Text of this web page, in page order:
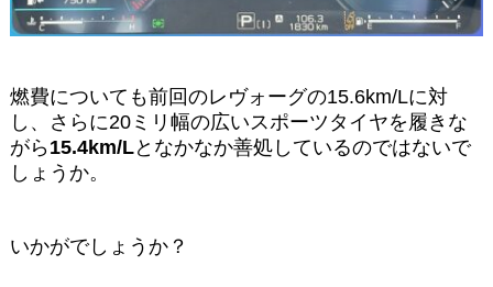
燃費についても前回のレヴォーグの15.6km/Lに対
し、さらに20ミリ幅の広いスポーツタイヤを履きな
がら15.4km/Lとなかなか善処しているのではないで
しょうか。
いかがでしょうか？